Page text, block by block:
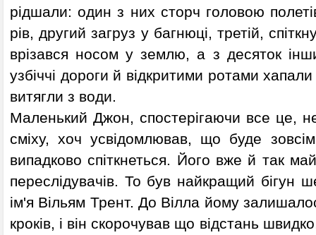
рідшали: один з них сторч головою
рів, другий загруз у багнюці, третій,
врізався носом у землю, а з десяток
узбіччі дороги й відкритими ротами
витягли з води.
Маленький Джон, спостерігаючи все це,
сміху, хоч усвідомлював, що буде
випадково спіткнеться. Його вже й так
переслідувачів. То був найкращий бігун
ім'я Вільям Трент. До Вілла йому
кроків, і він скорочував що відстань